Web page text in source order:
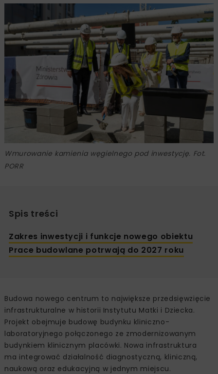
Wmurowanie kamienia węgielnego pod inwestycję. Fot.
PORR
Spis treści
Zakres inwestycji i funkcje nowego obiektu
Prace budowlane potrwają do 2027 roku
Budowa nowego centrum to największe przedsięwzięcie
infrastrukturalne w historii Instytutu Matki i Dziecka.
Projekt obejmuje budowę budynku kliniczno-
laboratoryjnego połączonego ze zmodernizowanym
budynkiem klinicznym placówki. Nowa infrastruktura
ma integrować działalność diagnostyczną, kliniczną,
naukową oraz edukacyjną w jednym miejscu.